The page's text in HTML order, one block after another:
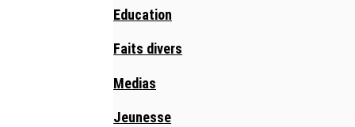
Education
Faits divers
Medias
Jeunesse